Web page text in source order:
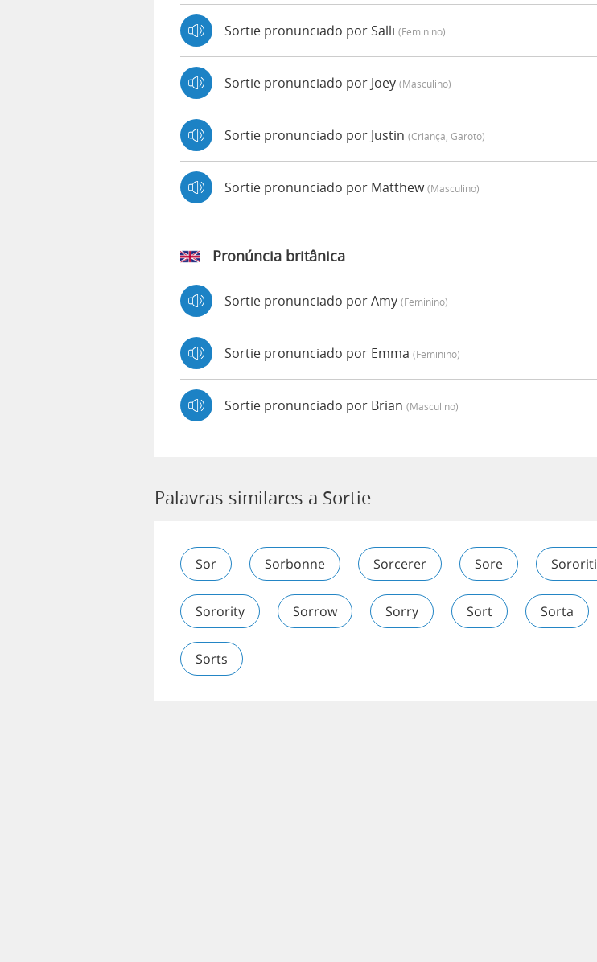
Sortie pronunciado por Salli (feminino)
Sortie pronunciado por Joey (masculino)
Sortie pronunciado por Justin (criança, Garoto)
Sortie pronunciado por Matthew(masculino)
Pronúncia britânica
Sortie pronunciado por Amy (feminino)
Sortie pronunciado por Emma (feminino)
Sortie pronunciado por Brian (masculino)
Palavras similares a Sortie
Sor Sorbonne Sorcerer Sore
Sorority Sorrow Sorry Sort Sorta
Sorts